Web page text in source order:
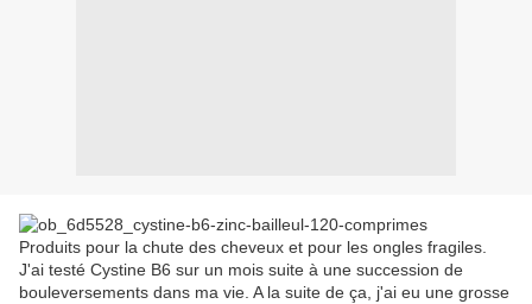
Produits pour la chute des cheveux et pour les ongles fragiles.
J'ai testé Cystine B6 sur un mois suite à une succession de
bouleversements dans ma vie. A la suite de ça, j'ai eu une grosse